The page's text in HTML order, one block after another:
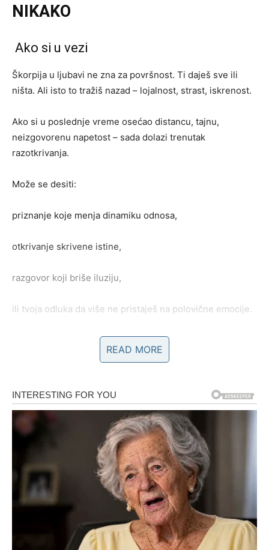
NIKAKO
Ako si u vezi
Škorpija u ljubavi ne zna za površnost. Ti daješ sve ili
ništa. Ali isto to tražiš nazad – lojalnost, strast, iskrenost.
Ako si u poslednje vreme osećao distancu, tajnu,
neizgovorenu napetost – sada dolazi trenutak
razotkrivanja.
Može se desiti:
priznanje koje menja dinamiku odnosa,
otkrivanje skrivene istine,
razgovor koji briše iluziju,
ili tvoja odluka da više ne pristaješ na polovične emocije.
Ako je odnos jak – iz ove krize izlazi još snažniji.
Ako nije – ti presečeš bez povratka.
Jer Škorpija može da prašta, ali nikada ne zaboravlja
izdaju.
Ako si slobodan
Moguće je javljanje osobe iz prošlosti. Ali ovo nije običan
povratak – ovo je karmički test.
Neko dolazi da zatvori krug.
Ili da dokaže da je naučio lekciju.
READ MORE